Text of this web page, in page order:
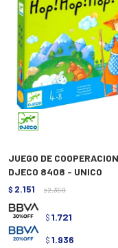
JUEGO DE COOPERACION
DJECO 8408 - UNICO
$ 2.151 $ 2.390
$ 1.721
$ 1.936